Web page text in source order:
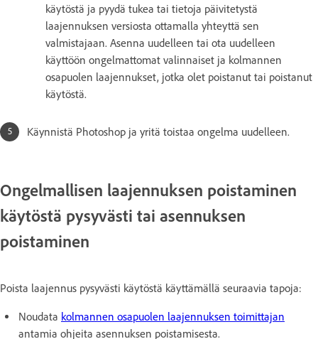
käytöstä ja pyydä tukea tai tietoja päivitetystä
laajennuksen versiosta ottamalla yhteyttä sen
valmistajaan. Asenna uudelleen tai ota uudelleen
käyttöön ongelmattomat valinnaiset ja kolmannen
osapuolen laajennukset, jotka olet poistanut tai poistanut
käytöstä.
Käynnistä Photoshop ja yritä toistaa ongelma uudelleen.
Ongelmallisen laajennuksen poistaminen
käytöstä pysyvästi tai asennuksen
poistaminen
Poista laajennus pysyvästi käytöstä käyttämällä seuraavia tapoja:
Noudata kolmannen osapuolen laajennuksen toimittajan
antamia ohjeita asennuksen poistamisesta.